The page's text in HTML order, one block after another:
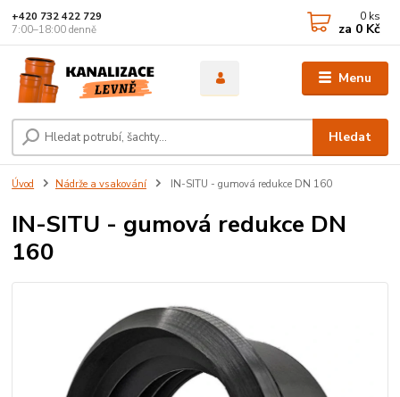
Menu
Hledat
+420 732 422 729
7:00–18:00 denně
0 ks
za 0 Kč
Úvod Nádrže a vsakování IN-SITU - gumová redukce DN 160
IN-SITU - gumová redukce DN
160